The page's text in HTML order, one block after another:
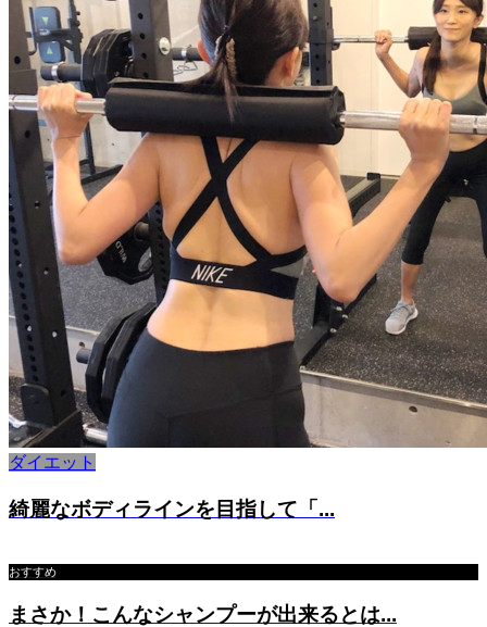
ダイエット
綺麗なボディラインを目指して「...
おすすめ
まさか！こんなシャンプーが出来るとは...